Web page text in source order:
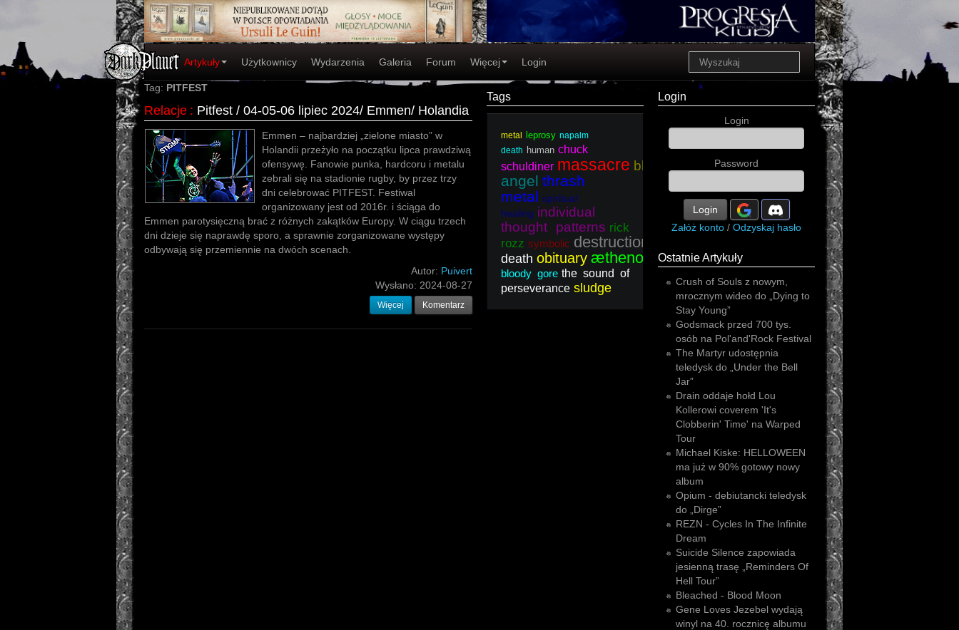
Artykuły Użytkownicy Wydarzenia Galeria Forum Więcej Login
Tag: PITFEST
Relacje : Pitfest / 04-05-06 lipiec 2024/ Emmen/ Holandia
Emmen – najbardziej „zielone miasto” w
Holandii przeżyło na początku lipca prawdziwą
ofensywę. Fanowie punka, hardcoru i metalu
zebrali się na stadionie rugby, by przez trzy
dni celebrować PITFEST. Festiwal
organizowany jest od 2016r. i ściąga do
Emmen parotysięczną brać z różnych zakątków Europy. W ciągu trzech
dni dzieje się naprawdę sporo, a sprawnie zorganizowane występy
odbywają się przemiennie na dwóch scenach.
Autor: Puivert
Wysłano: 2024-08-27
Więcej Komentarz
Tags
metal leprosy napalm
death human chuck
schuldiner massacre black
morbid
angel thrash
metal spiritual
healing individual
thought patterns rick
rozz symbolic destruction
death obituary æthenor
scream
bloody gore the sound of
perseverance sludge
Login
Login
Password
Login
Załóż konto / Odzyskaj hasło
Ostatnie Artykuły
Crush of Souls z nowym,
mrocznym wideo do „Dying to
Stay Young”
Godsmack przed 700 tys.
osób na Pol'and'Rock Festival
The Martyr udostępnia
teledysk do „Under the Bell
Jar”
Drain oddaje hołd Lou
Kollerowi coverem 'It's
Clobberin' Time' na Warped
Tour
Michael Kiske: HELLOWEEN
ma już w 90% gotowy nowy
album
Opium - debiutancki teledysk
do „Dirge”
REZN - Cycles In The Infinite
Dream
Suicide Silence zapowiada
jesienną trasę „Reminders Of
Hell Tour”
Bleached - Blood Moon
Gene Loves Jezebel wydają
winyl na 40. rocznicę albumu